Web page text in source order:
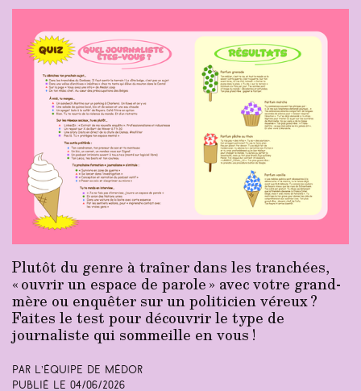
Plutôt du genre à traîner dans les tranchées,
« ouvrir un espace de parole » avec votre grand-
mère ou enquêter sur un politicien véreux ?
Faites le test pour découvrir le type de
journaliste qui sommeille en vous !
Par L’équipe de Médor
Publié le 04/06/2026